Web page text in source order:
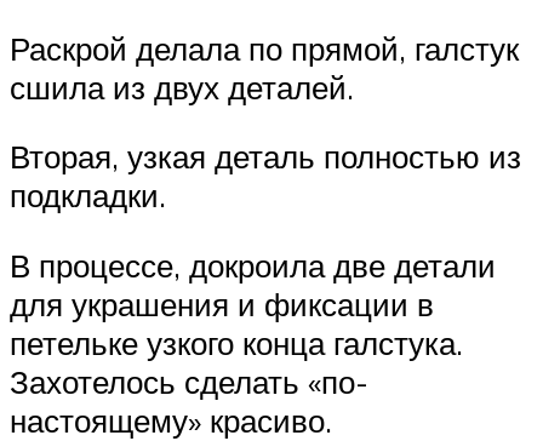
Раскрой делала по прямой, галстук
сшила из двух деталей.
Вторая, узкая деталь полностью из
подкладки.
В процессе, докроила две детали
для украшения и фиксации в
петельке узкого конца галстука.
Захотелось сделать «по-
настоящему» красиво.